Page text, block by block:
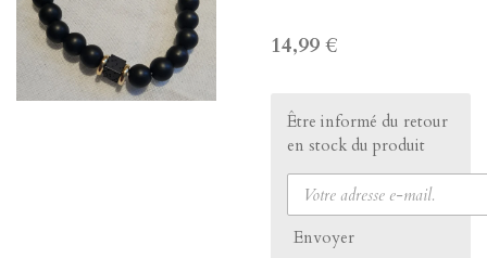
14,99 €
Être informé du retour
en stock du produit
Envoyer